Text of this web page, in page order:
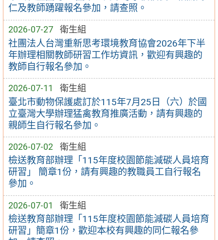
仁及教師踴躍報名參加，請查照。
2026-07-27 衛生組
社團法人台灣重新思考環境教育協會2026年下半
年辦理相關教師研習工作坊資訊，歡迎有興趣的
教師自行報名參加。
2026-07-11 衛生組
臺北市動物保護處訂於115年7月25日（六）於國
立臺灣大學辦理猛禽教育推廣活動，請有興趣的
親師生自行報名參加。
2026-07-02 衛生組
檢送教育部辦理「115年度校園節能減碳人員培育
研習」 簡章1份，請有興趣的教職員工自行報名
參加。
2026-07-01 衛生組
檢送教育部辦理「115年度校園節能減碳人員培育
研習」簡章1份，歡迎本校有興趣的同仁報名參